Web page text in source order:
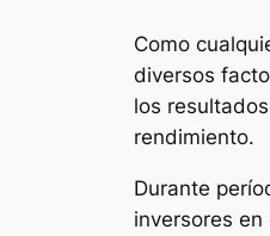
Como
diversos
los
rendimiento.
Durante
inversores